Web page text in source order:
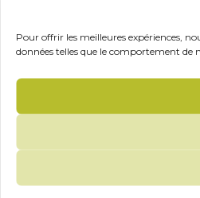
Pour offrir les meilleures expériences,
données telles que le comportement de